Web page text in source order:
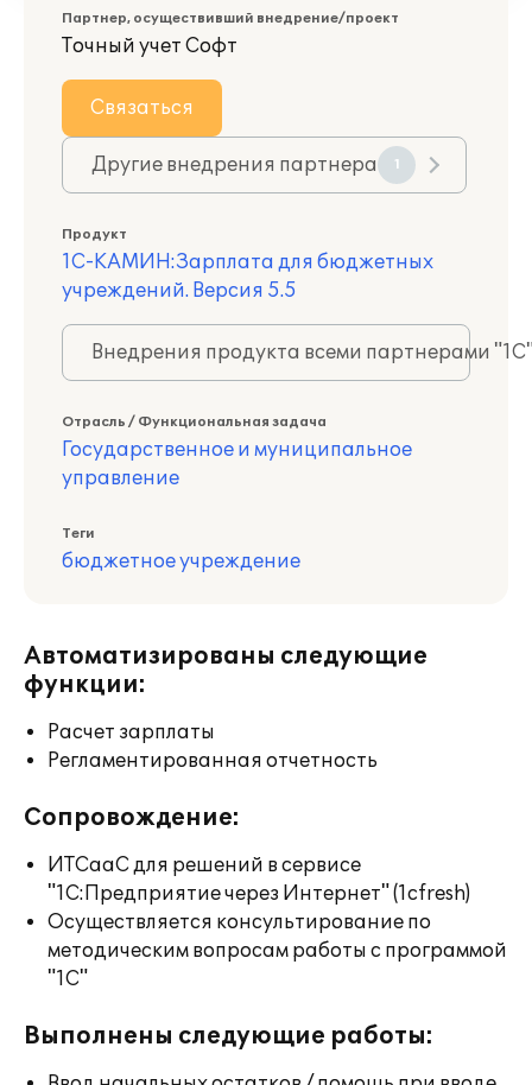
Партнер, осуществивший внедрение/проект
Точный учет Софт
Связаться
Другие внедрения партнера 1
Продукт
1С-КАМИН:Зарплата для бюджетных
учреждений. Версия 5.5
Внедрения продукта всеми партнерами
Отрасль / Функциональная задача
Государственное и муниципальное
управление
Теги
бюджетное учреждение
Автоматизированы следующие
функции:
Расчет зарплаты
Регламентированная отчетность
Сопровождение:
ИТСааС для решений в сервисе
"1С:Предприятие через Интернет" (1cfresh)
Осуществляется консультирование по
методическим вопросам работы с программой
"1С"
Выполнены следующие работы: